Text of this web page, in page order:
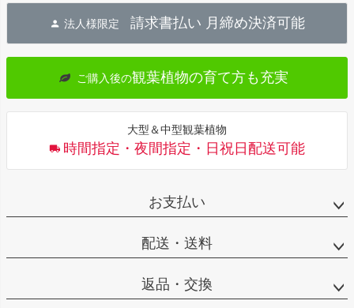
へ
法人様限定 請求書払い 月締め決済可能
ご購入後の観葉植物の育て方も充実
大型＆中型観葉植物
時間指定・夜間指定・日祝日配送可能
お支払い
配送・送料
返品・交換